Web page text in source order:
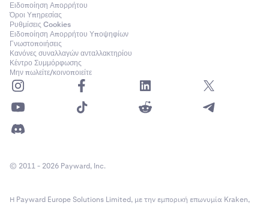
Ειδοποίηση Απορρήτου
Όροι Υπηρεσίας
Ρυθμίσεις Cookies
Ειδοποίηση Απορρήτου Υποψηφίων
Γνωστοποιήσεις
Κανόνες συναλλαγών ανταλλακτηρίου
Κέντρο Συμμόρφωσης
Μην πωλείτε/κοινοποιείτε
© 2011 - 2026 Payward, Inc.
Η Payward Europe Solutions Limited, με την εμπορική επωνυμία Kraken,